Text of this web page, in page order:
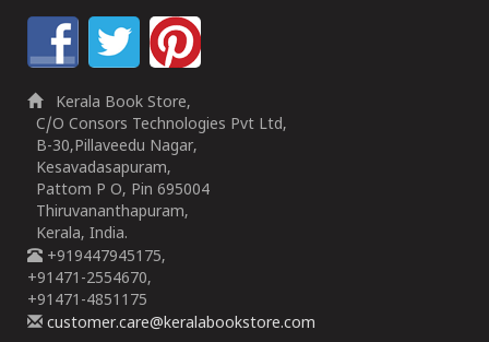
Kerala Book Store,
C/O Consors Technologies Pvt Ltd,
B-30,Pillaveedu Nagar,
Kesavadasapuram,
Pattom P O, Pin 695004
Thiruvananthapuram,
Kerala, India.
+919447945175,
+91471-2554670,
+91471-4851175
customer.care@keralabookstore.com